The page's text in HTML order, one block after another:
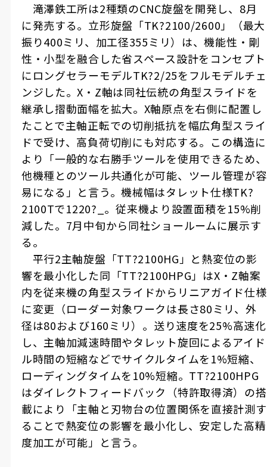
滝澤鉄工所は2種類のCNC旋盤を開発し、 8月
に発売する。立形旋盤「TK?2100/2600」（最大
振り400ミリ、加工径355ミリ）は、機能性・剛
性・小型を融合した省スペース設計をコンセプト
にロングセラーモデルTK?2/25をフルモデルチェ
ンジした。X ・ Z軸は同社伝統の角型スライドを
継承し摺動面幅を拡大。 X軸原点を右側に配置し
たことで主軸正転での切削抵抗を幅広角型スライ
ドで受け、高負荷切削にも対応する。この構造に
より「一般的な右勝手ツールを使用できるため、
他機種とのツール共通化が可能、ツール管理が容
易になる」と言う。機械幅はタレット仕様TK?
2100Tで1220?_。従来機より設置面積を15%削
減した。 7月中旬から同社ショールームに展示す
る。
平行2主軸旋盤「TT?2100HG」と熱変位の影
響を最小化した同「TT?2100HPG」はX ・ Z軸案
内を従来機の角型スライドからリニアガイド仕様
に変更（ローダー対象ワークは長さ80ミリ、外
径は80および160ミリ）。送り速度を25%高速化
し、主軸加減速時間やタレット旋回によるアイド
ル時間の短縮などでサイクルタイムを1%短縮、
ローディングタイムを10%短縮。 TT?2100HPG
はダイレクトフィードバック（特許取得済）の搭
載により「主軸と刃物台の位置関係を直接計測す
ることで熱変位の影響を最小化し、安定した高精
度加工が可能」と言う。